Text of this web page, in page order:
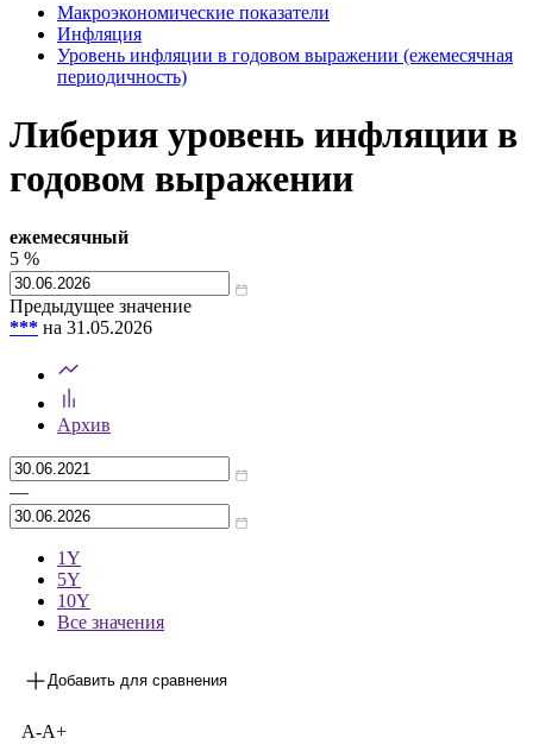
Макроэкономические показатели
Инфляция
Уровень инфляции в годовом выражении (ежемесячная
периодичность)
Либерия уровень инфляции в
годовом выражении
ежемесячный
5 %
Предыдущее значение
*** на 31.05.2026
Архив
—
1Y
5Y
10Y
Все значения
Добавить для сравнения